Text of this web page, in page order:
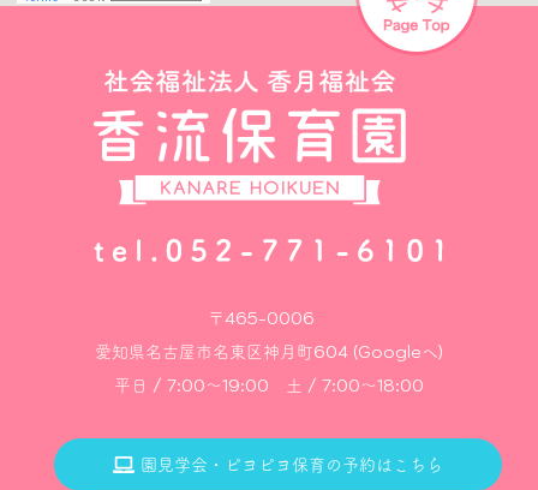
〒465-0006
愛知県名古屋市名東区神月町604 (Googleへ)
平日 / 7:00～19:00 土 / 7:00～18:00
園見学会・ピヨピヨ保育の予約はこちら